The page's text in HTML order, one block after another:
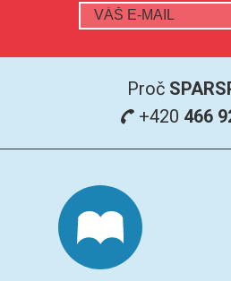
Proč
+420 466